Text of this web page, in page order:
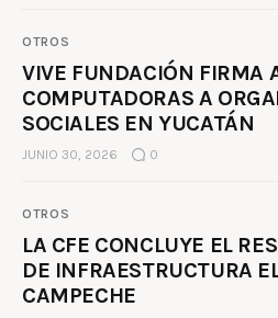
OTROS
VIVE FUNDACIÓN FIRMA
COMPUTADORAS A
SOCIALES EN YUCATÁN
JUNIO 30, 2026 0
OTROS
LA CFE CONCLUYE EL
DE INFRAESTRUCTURA
CAMPECHE